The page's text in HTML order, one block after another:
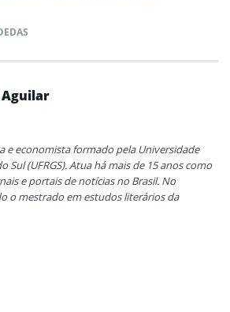
Aguilar
e economista formado pela Universidade
Sul (UFRGS). Atua há mais de 15 anos como
e portais de notícias no Brasil. No
o mestrado em estudos literários da